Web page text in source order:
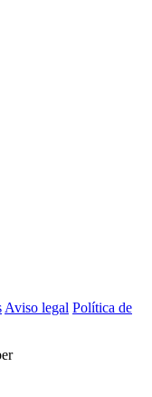
Aviso legal Política de